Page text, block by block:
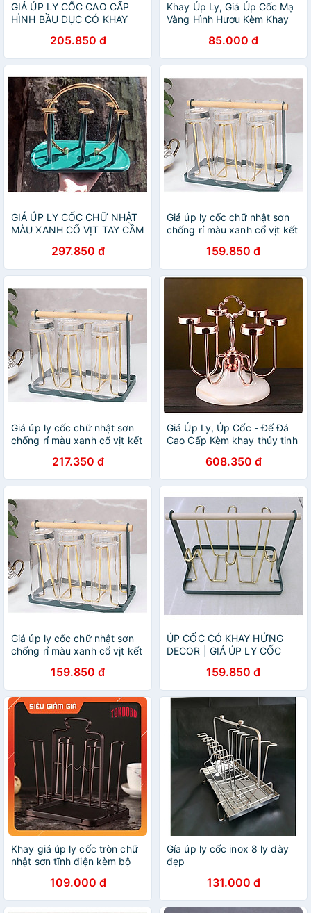
GIÁ ÚP LY CỐC CAO CẤP
HÌNH BẦU DỤC CÓ KHAY
205.850 đ
Khay Úp Ly, Giá Úp Cốc Mạ
Vàng Hình Hươu Kèm Khay
85.000 đ
GIÁ ÚP LY CỐC CHỮ NHẬT
MÀU XANH CỔ VỊT TAY CẦM
297.850 đ
Giá úp ly cốc chữ nhật sơn
chống rỉ màu xanh cổ vịt kết
159.850 đ
Giá úp ly cốc chữ nhật sơn
chống rỉ màu xanh cổ vịt kết
217.350 đ
Giá Úp Ly, Úp Cốc - Đế Đá
Cao Cấp Kèm khay thủy tinh
608.350 đ
Giá úp ly cốc chữ nhật sơn
chống rỉ màu xanh cổ vịt kết
159.850 đ
ÚP CỐC CÓ KHAY HỨNG
DECOR | GIÁ ÚP LY CỐC
HỨNG NƯỚC BẦU DỤC
159.850 đ
Khay giá úp ly cốc tròn chữ
nhật sơn tĩnh điện kèm bộ
tiện dụng109.000 đ
Gía úp ly cốc inox 8 ly dày
đẹp
131.000 đ